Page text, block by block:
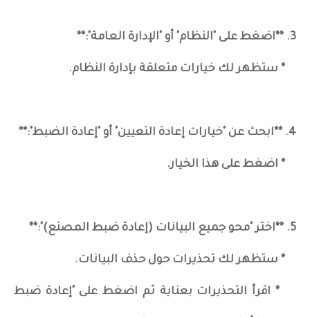
3. **اضغط على "النظام" أو "الإدارة العامة":**
* ستظهر لك خيارات متعلقة بإدارة النظام.
4. **ابحث عن "خيارات إعادة التعيين" أو "إعادة الضبط":**
* اضغط على هذا الخيار.
5. **اختر "محو جميع البيانات (إعادة ضبط المصنع)":**
* ستظهر لك تحذيرات حول حذف البيانات.
* اقرأ التحذيرات بعناية ثم اضغط على "إعادة ضبط